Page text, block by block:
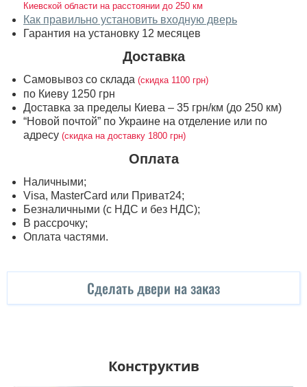
Киевской области на расстоянии до 250 км
Как правильно установить входную дверь
Гарантия на установку 12 месяцев
Доставка
Самовывоз со склада (скидка 1100 грн)
по Киеву 1250 грн
Доставка за пределы Киева – 35 грн/км (до 250 км)
“Новой почтой” по Украине на отделение или по
адресу (скидка на доставку 1800 грн)
Оплата
Наличными;
Visa, MasterСard или Приват24;
Безналичными (с НДС и без НДС);
В рассрочку;
Оплата частями.
Сделать двери на заказ
Конструктив